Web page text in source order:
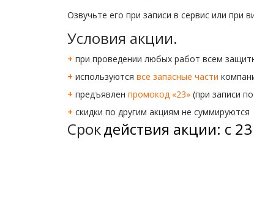
Озвучьте его при записи в сервис или
Условия акции.
+ при проведении любых работ всем
+ используются все запасные части
+ предъявлен промокод «23»(при записи
+ скидки по другим акциям не суммируются
Срокдействия акции: с